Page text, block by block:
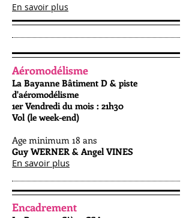
En savoir plus
Aéromodélisme
La Bayanne Bâtiment D & piste
d'aéromodélisme
1er Vendredi du mois : 21h30
Vol (le week-end)
Age minimum 18 ans
Guy WERNER & Angel VINES
En savoir plus
Encadrement